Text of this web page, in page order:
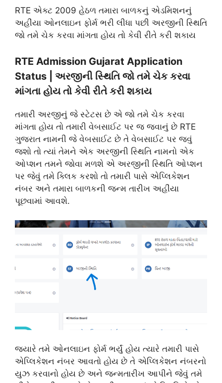
RTE એક્ટ 2009 હેઠળ તમારા બાળકનું એડમિશનનું
અહીંયા ઓનલાઇન ફોર્મ ભરી લીધા પછી અરજીની સ્થિતિ
જો તમે ચેક કરવા માંગતા હોય તો કેવી રીતે કરી શકાય
RTE Admission Gujarat Application
Status | અરજીની સ્થિતિ જો તમે ચેક કરવા
માંગતા હોય તો કેવી રીતે કરી શકાય
તમારી અરજીનું જે સ્ટેટસ છે એ જો તમે ચેક કરવા
માંગતા હોય તો તમારી વેબસાઈટ પર જ જવાનું છે RTE
ગુજરાત નામની જે વેબસાઈટ છે તે વેબસાઈટ પર જવું
જશો તો ત્યાં તેમને એક અરજીની સ્થિતિ નામનો એક
ઓપ્શન તમને જોવા મળશે એ અરજીની સ્થિતિ ઓપ્શન
પર જેવું તમે ક્લિક કરશો તો તમારી પાસે એપ્લિકેશન
નંબર અને તમારા બાળકની જન્મ તારીખ અહીંયા
પૂછવામાં આવશે.
જ્યારે તમે ઓનલાઇન ફોર્મ ભર્યું હોય ત્યારે તમારી પાસે
એપ્લિકેશન નંબર આવતો હોય છે તે એપ્લિકેશન નંબરનો
યુઝ કરવાનો હોય છે અને જન્મતારીખ આપીને જેવું તમે